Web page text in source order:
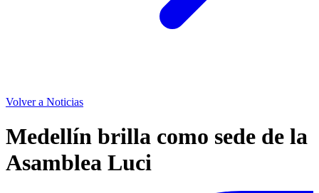
Volver a Noticias
Medellín brilla como sede de la
Asamblea Luci